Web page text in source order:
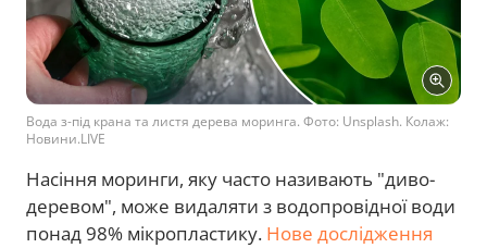
Вода з-під крана та листя дерева моринга. Фото: Unsplash. Колаж:
Новини.LIVE
Насіння моринги, яку часто називають "диво-
деревом", може видаляти з водопровідної води
понад 98% мікропластику. Нове дослідження